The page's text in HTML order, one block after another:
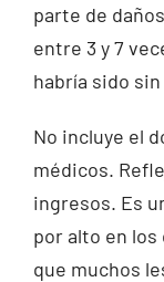
parte de
entre 3 y 7
habría sido
No incluye el
médicos.
ingresos. Es
por alto en los
que muchos